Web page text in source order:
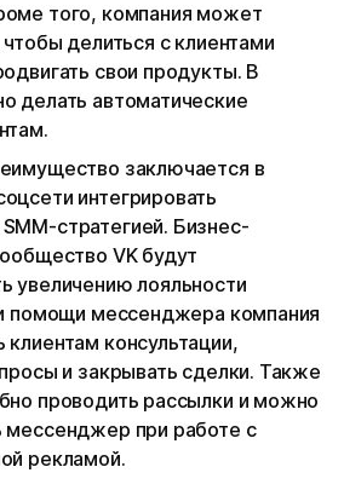
того, компания может
чтобы делиться с клиентами
свои продукты. В
делать автоматические
заключается в
интегрировать
стратегией. Бизнес-
VK будут
увеличению лояльности
помощи мессенджера компания
консультации,
и закрывать сделки. Также
проводить рассылки и можно
мессенджер при работе с
рекламой.